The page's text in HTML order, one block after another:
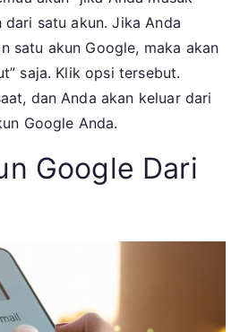
dari satu akun. Jika Anda
satu akun Google, maka akan
saja. Klik opsi tersebut.
dan Anda akan keluar dari
Google Anda.
Google Dari